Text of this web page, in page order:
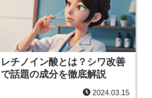
レチノイン酸とは？シワ改善
で話題の成分を徹底解説
2024.03.15